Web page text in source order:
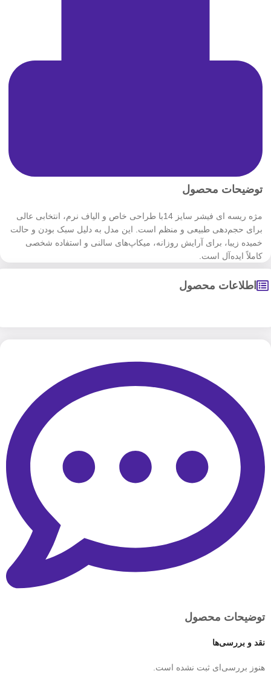
توضیحات محصول
مژه ریسه‌ ای فیشر سایز 14با طراحی خاص و الیاف نرم، انتخابی عالی
برای حجم‌دهی طبیعی و منظم است. این مدل به دلیل سبک بودن و حالت
خمیده زیبا، برای آرایش روزانه، میکاپ‌های سالنی و استفاده شخصی
کاملاً ایده‌آل است.
اطلاعات محصول
توضیحات محصول
نقد و بررسی‌ها
هنوز بررسی‌ای ثبت نشده است.